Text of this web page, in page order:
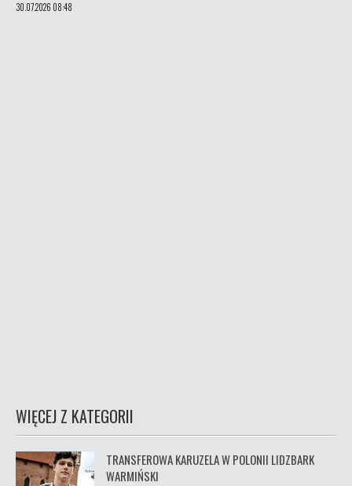
30.07.2026 08:48
WIĘCEJ Z KATEGORII
TRANSFEROWA KARUZELA W POLONII LIDZBARK
WARMIŃSKI